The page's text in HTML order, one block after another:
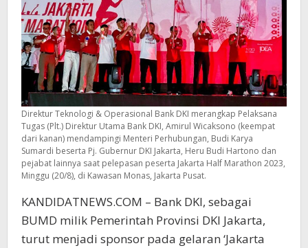
Direktur Teknologi & Operasional Bank DKI merangkap Pelaksana
Tugas (Plt.) Direktur Utama Bank DKI, Amirul Wicaksono (keempat
dari kanan) mendampingi Menteri Perhubungan, Budi Karya
Sumardi beserta Pj. Gubernur DKI Jakarta, Heru Budi Hartono dan
pejabat lainnya saat pelepasan peserta Jakarta Half Marathon 2023,
Minggu (20/8), di Kawasan Monas, Jakarta Pusat.
KANDIDATNEWS.COM – Bank DKI, sebagai
BUMD milik Pemerintah Provinsi DKI Jakarta,
turut menjadi sponsor pada gelaran ‘Jakarta